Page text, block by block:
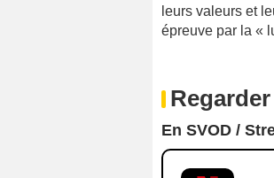
leurs valeurs et
épreuve par la «
En SVOD /